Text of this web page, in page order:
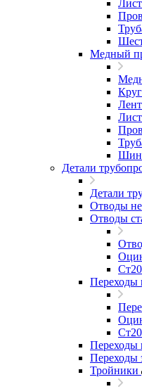
Медный
Детали
Детали
Отводы
Отводы
Переходы
Переходы
Переходы
Тройники